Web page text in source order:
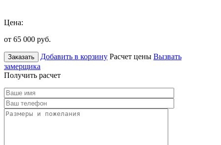
Цена:
от 65 000 руб.
Заказать Добавить в корзину Расчет цены Вызвать
замерщика
Получить расчет